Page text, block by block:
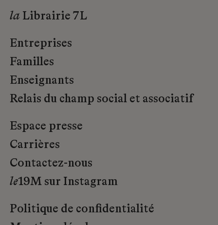
la Librairie 7L
Entreprises
Familles
Enseignants
Relais du champ social et associatif
Espace presse
Carrières
Contactez-nous
le19M sur Instagram
Politique de confidentialité